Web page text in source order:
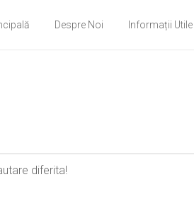
Despre Noi Informații Utile
diferita!